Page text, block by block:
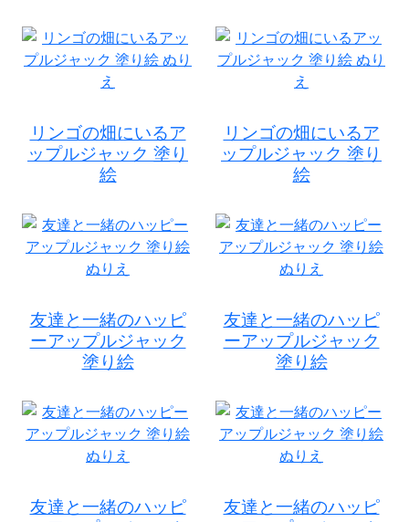
リンゴの畑にいるア
ップルジャック 塗り
絵
リンゴの畑にいるア
ップルジャック 塗り
絵
友達と一緒のハッピ
ーアップルジャック
塗り絵
友達と一緒のハッピ
ーアップルジャック
塗り絵
友達と一緒のハッピ
友達と一緒のハッピ